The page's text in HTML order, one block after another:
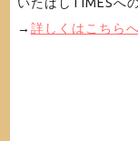
いたばしTIMESへ
→ 詳しくはこちらへ